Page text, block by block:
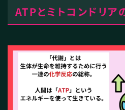
ATPとミトコンドリア